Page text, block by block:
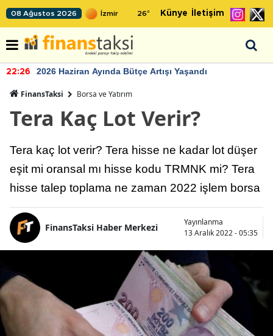
08 Ağustos 2026 26° Künye İletişim
22:26 2026 Haziran Ayında Bütçe Artışı Yaşandı
FinansTaksi Borsa ve Yatırım
Tera Kaç Lot Verir?
Tera kaç lot verir? Tera hisse ne kadar lot düşer
eşit mi oransal mı hisse kodu TRMNK mi? Tera
hisse talep toplama ne zaman 2022 işlem borsa
FinansTaksi Haber Merkezi
Yayınlanma
13 Aralık 2022 - 05:35